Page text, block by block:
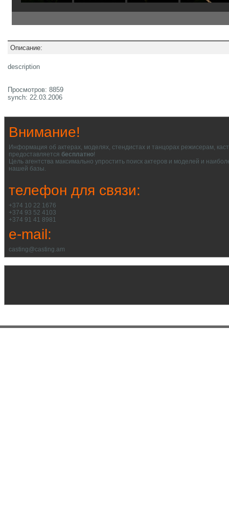
Описание:
description
Просмотров: 8859
synch: 22.03.2006
Внимание!
Информация об актерах, моделях, стендистах и танцорах режисерам,
предоставляется бесплатно!
Цель агентства максимально упростить поиск актеров и моделей и
нашей базы.
телефон для связи:
+374 10 22 1676
+374 93 52 4103
+374 91 41 8981
e-mail:
casting@casting.am